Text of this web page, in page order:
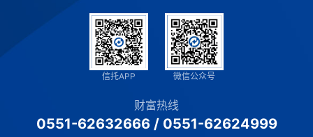
信托APP 微信公众号
财富热线
0551-62632666/ 0551-62624999